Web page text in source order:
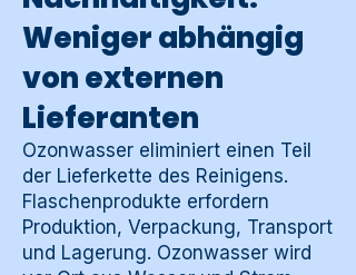
Weniger abhängig
von externen
Lieferanten
Ozonwasser eliminiert einen Teil
der Lieferkette des Reinigens.
Flaschenprodukte erfordern
Produktion, Verpackung, Transport
und Lagerung. Ozonwasser wird